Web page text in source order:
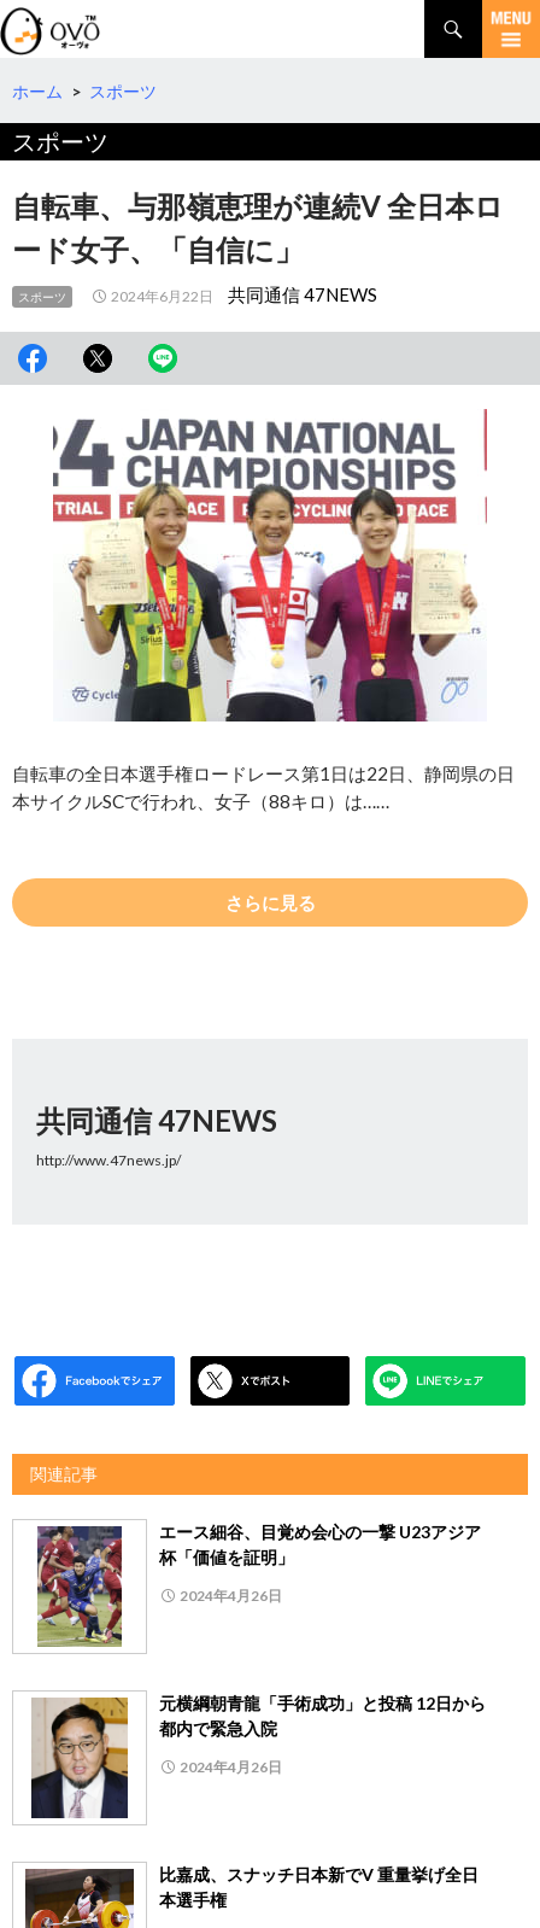
検
索
コ
テ
へ
ホーム > スポーツ
スポーツ
自転車、与那嶺恵理が連続V 全日本ロ
ード女子、「自信に」
スポーツ 2024年6月22日 共同通信 47NEWS
自転車の全日本選手権ロードレース第1日は22日、静岡県の日
本サイクルSCで行われ、女子（88キロ）は……
さらに見る
共同通信 47NEWS
http://www.47news.jp/
関連記事
エース細谷、目覚め会心の一撃 U23アジア
杯「価値を証明」
2024年4月26日
元横綱朝青龍「手術成功」と投稿 12日から
都内で緊急入院
2024年4月26日
比嘉成、スナッチ日本新でV 重量挙げ全日
本選手権